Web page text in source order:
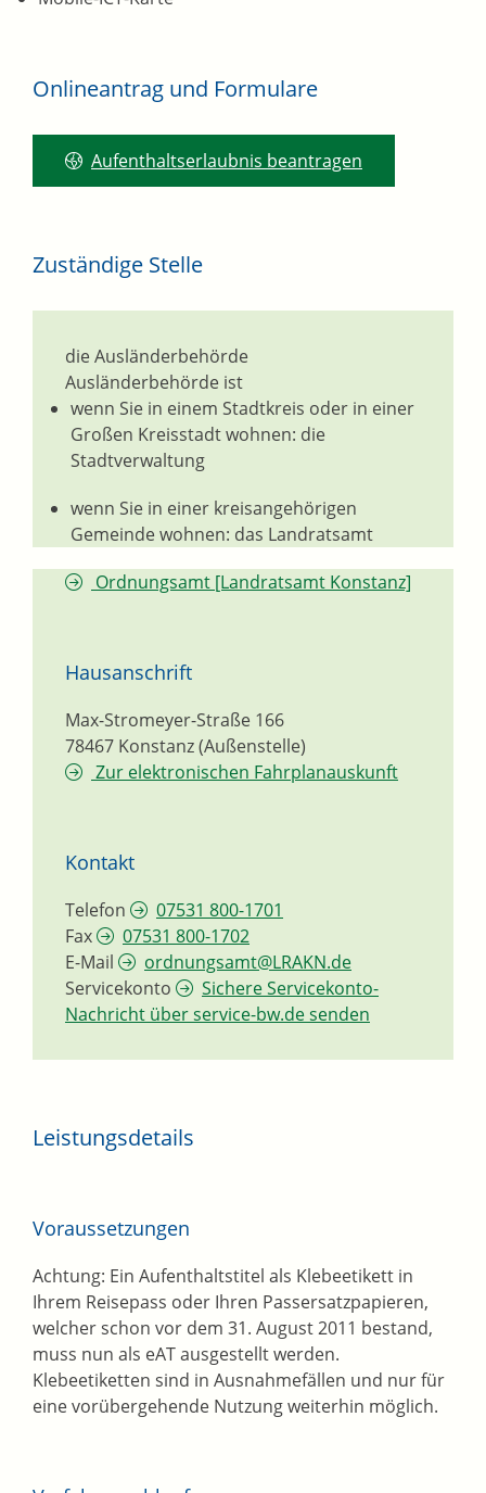
Onlineantrag und Formulare
Aufenthaltserlaubnis beantragen
Zuständige Stelle
die Ausländerbehörde
Ausländerbehörde ist
wenn Sie in einem Stadtkreis oder in einer
Großen Kreisstadt wohnen: die
Stadtverwaltung
wenn Sie in einer kreisangehörigen
Gemeinde wohnen: das Landratsamt
Ordnungsamt [Landratsamt Konstanz]
Hausanschrift
Max-Stromeyer-Straße 166
78467 Konstanz (Außenstelle)
Zur elektronischen Fahrplanauskunft
Kontakt
Telefon
07531 800-1701
Fax
07531 800-1702
E-Mail
ordnungsamt@LRAKN.de
Servicekonto
Sichere Servicekonto-
Nachricht über service-bw.de senden
Leistungsdetails
Voraussetzungen
Achtung: Ein Aufenthaltstitel als Klebeetikett in
Ihrem Reisepass oder Ihren Passersatzpapieren,
welcher schon vor dem 31. August 2011 bestand,
muss nun als eAT ausgestellt werden.
Klebeetiketten sind in Ausnahmefällen und nur für
eine vorübergehende Nutzung weiterhin möglich.